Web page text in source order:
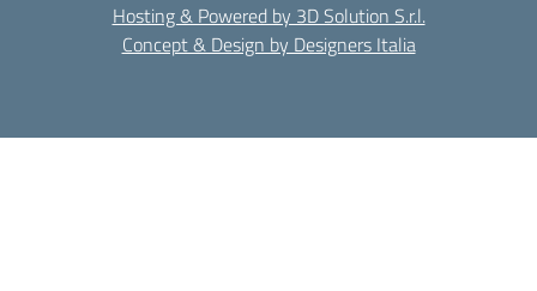
Hosting & Powered by 3D Solution S.r.l.
Concept & Design by Designers Italia